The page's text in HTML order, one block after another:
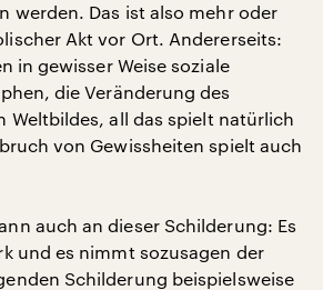
werden. Das ist also mehr oder
Akt vor Ort. Andererseits:
in gewisser Weise soziale
die Veränderung des
Weltbildes, all das spielt natürlich
von Gewissheiten spielt auch
auch an dieser Schilderung: Es
und es nimmt sozusagen der
Schilderung beispielsweise